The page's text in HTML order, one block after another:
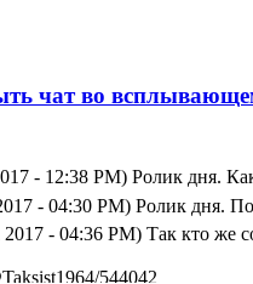
- 12:38 PM) Ролик дня.
- 04:30 PM) Ролик дня.
- 04:36 PM) Так кто же
544042